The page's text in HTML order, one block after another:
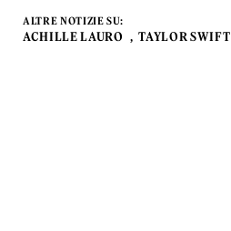
ALTRE NOTIZIE SU:
ACHILLE LAURO TAYLOR SWIFT